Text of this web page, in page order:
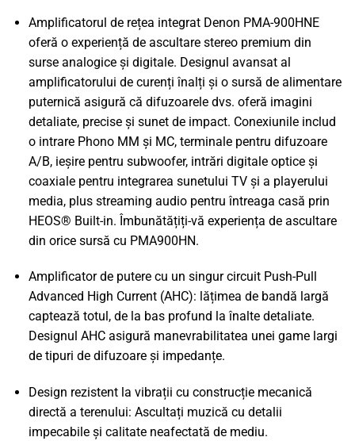
Amplificatorul de rețea integrat Denon PMA-900HNE
oferă o experiență de ascultare stereo premium din
surse analogice și digitale. Designul avansat al
amplificatorului de curenți înalți și o sursă de alimentare
puternică asigură că difuzoarele dvs. oferă imagini
detaliate, precise și sunet de impact. Conexiunile includ
o intrare Phono MM și MC, terminale pentru difuzoare
A/B, ieșire pentru subwoofer, intrări digitale optice și
coaxiale pentru integrarea sunetului TV și a playerului
media, plus streaming audio pentru întreaga casă prin
HEOS® Built-in. Îmbunătățiți-vă experiența de ascultare
din orice sursă cu PMA900HN.
Amplificator de putere cu un singur circuit Push-Pull
Advanced High Current (AHC): lățimea de bandă largă
captează totul, de la bas profund la înalte detaliate.
Designul AHC asigură manevrabilitatea unei game largi
de tipuri de difuzoare și impedanțe.
Design rezistent la vibrații cu construcție mecanică
directă a terenului: Ascultați muzică cu detalii
impecabile și calitate neafectată de mediu.